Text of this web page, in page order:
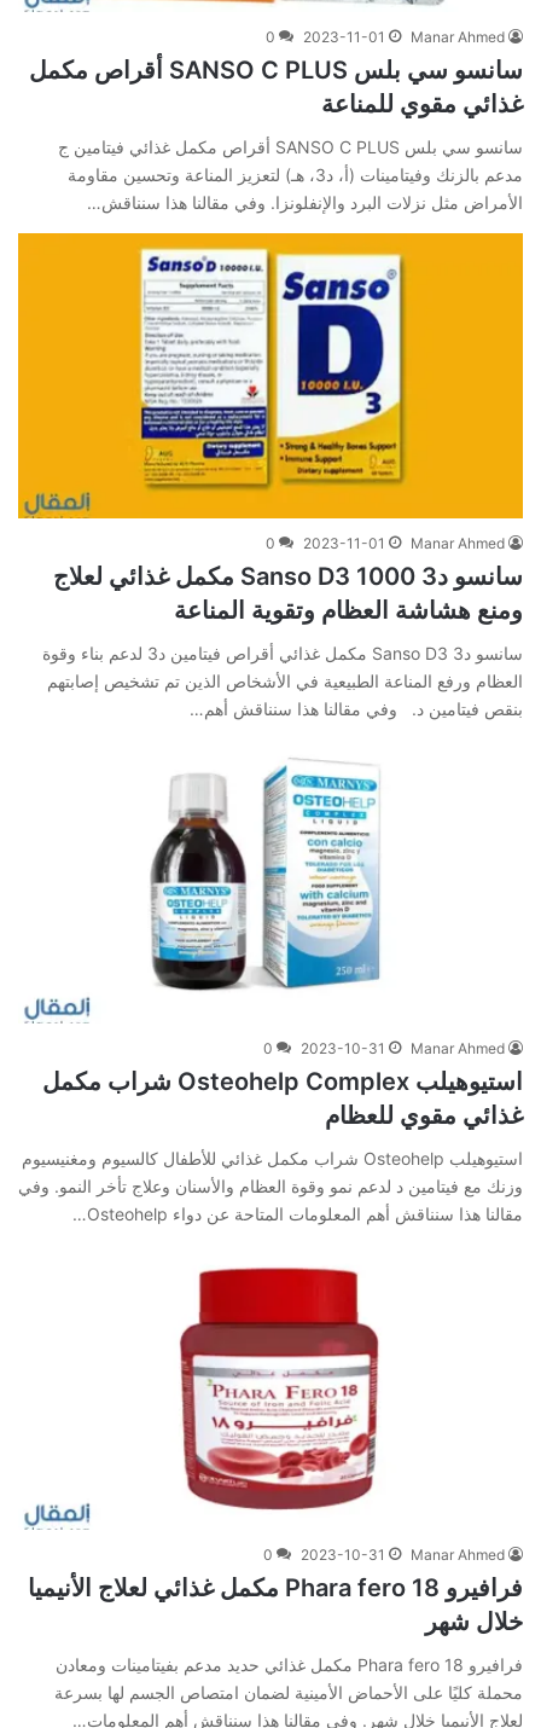
Manar Ahmed
2023-11-01
0
سانسو سي بلس SANSO C PLUS أقراص مكمل
غذائي مقوي للمناعة
سانسو سي بلس SANSO C PLUS أقراص مكمل غذائي فيتامين ج
مدعم بالزنك وفيتامينات (أ، د3، هـ) لتعزيز المناعة وتحسين مقاومة
الأمراض مثل نزلات البرد والإنفلونزا. وفي‌ ‌مقالنا‌ ‌هذا‌ ‌سنناقش‌…
Manar Ahmed
2023-11-01
0
سانسو د3 1000 Sanso D3 مكمل غذائي لعلاج
ومنع هشاشة العظام وتقوية المناعة
سانسو د3 Sanso D3 مكمل غذائي أقراص فيتامين د3 لدعم بناء وقوة
العظام ورفع المناعة الطبيعية في الأشخاص الذين تم تشخيص إصابتهم
بنقص فيتامين د. وفي‌ ‌مقالنا‌ ‌هذا‌ ‌سنناقش‌ ‌أهم‌…
Manar Ahmed
2023-10-31
0
استيوهيلب Osteohelp Complex شراب مكمل
غذائي مقوي للعظام
استيوهيلب Osteohelp شراب مكمل غذائي للأطفال كالسيوم ومغنيسيوم
وزنك مع فيتامين د لدعم نمو وقوة العظام والأسنان وعلاج تأخر النمو. وفي‌
‌مقالنا‌ ‌هذا‌ ‌سنناقش‌ ‌أهم‌ ‌المعلومات‌ ‌المتاحة‌ ‌عن‌ دواء Osteohelp…
Manar Ahmed
2023-10-31
0
فرافيرو 18 Phara fero مكمل غذائي لعلاج الأنيميا
خلال شهر
فرافيرو 18 Phara fero مكمل غذائي حديد مدعم بفيتامينات ومعادن
محملة كليًا على الأحماض الأمينية لضمان امتصاص الجسم لها بسرعة
لعلاج الأنيميا خلال شهر. وفي‌ ‌مقالنا‌ ‌هذا‌ ‌سنناقش‌ ‌أهم‌ ‌المعلومات‌…